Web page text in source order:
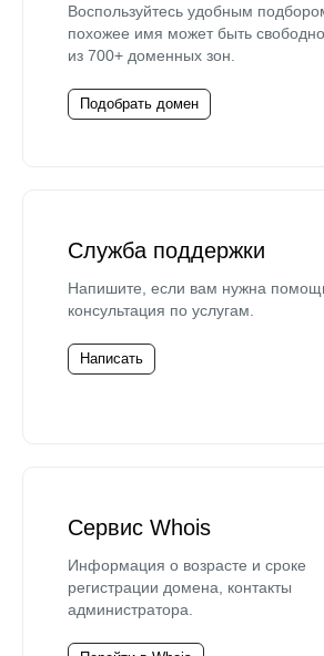
Воспользуйтесь удобным
похожее имя может быть
из 700+ доменных зон.
Подобрать домен
Служба поддержки
Напишите, если вам нужна
консультация по услугам.
Написать
Сервис Whois
Информация о возрасте и сроке
регистрации домена, контакты
администратора.